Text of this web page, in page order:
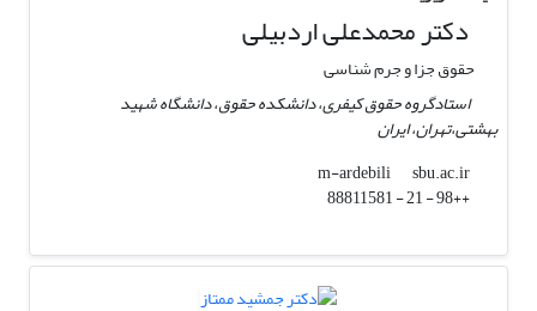
دکتر محمدعلی اردبیلی
حقوق جزا و جرم شناسی
استادگروه حقوق کیفری، دانشکده حقوق، دانشگاه شهید
بهشتی،تهران، ایران
m-ardebili
sbu.ac.ir
++98 - 21 - 88811581